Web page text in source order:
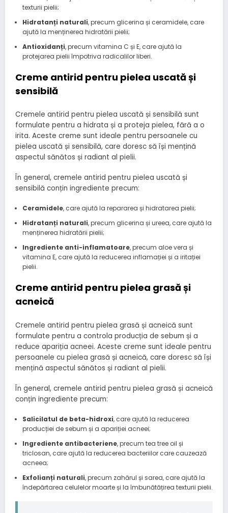
texturii pielii;
Hidratanți naturali, precum glicerina și ceramidele, care
ajută la menținerea hidratării pielii;
Antioxidanți, precum vitamina C și E, care ajută la
protejarea pielii împotriva radicalilor liberi.
Creme antirid pentru pielea uscată și
sensibilă
Cremele antirid pentru pielea uscată și sensibilă sunt
formulate pentru a hidrata și a proteja pielea, fără a o
irita. Aceste creme sunt ideale pentru persoanele cu
pielea uscată și sensibilă, care doresc să își mențină
aspectul sănătos și radiant al pielii.
În general, cremele antirid pentru pielea uscată și
sensibilă conțin ingrediente precum:
Ceramidele, care ajută la repararea și hidratarea pielii;
Hidratanți naturali, precum glicerina și ureea, care ajută la
menținerea hidratării pielii;
Ingrediente anti-inflamatoare, precum aloe vera și
vitamina E, care ajută la reducerea inflamației și a iritației
pielii.
Creme antirid pentru pielea grasă și
acneică
Cremele antirid pentru pielea grasă și acneică sunt
formulate pentru a controla producția de sebum și a
reduce apariția acneei. Aceste creme sunt ideale pentru
persoanele cu pielea grasă și acneică, care doresc să își
mențină aspectul sănătos și radiant al pielii.
În general, cremele antirid pentru pielea grasă și acneică
conțin ingrediente precum:
Salicilatul de beta-hidroxi, care ajută la reducerea
producției de sebum și a apariției acneei;
Ingrediente antibacteriene, precum tea tree oil și
triclosan, care ajută la reducerea bacteriilor care cauzează
acneea;
Exfolianți naturali, precum zahărul și sarea, care ajută la
îndepărtarea celulelor moarte și la îmbunătățirea texturii pielii.